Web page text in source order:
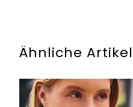
Ähnliche Artikel